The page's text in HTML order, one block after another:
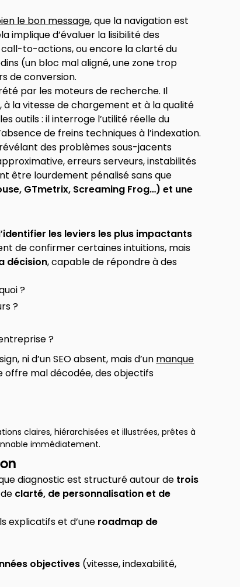
le bon message, que la navigation est
implique d’évaluer la lisibilité des
to-actions, ou encore la clarté du
(un bloc mal aligné, une zone trop
de conversion.
par les moteurs de recherche. Il
à la vitesse de chargement et à la qualité
outils : il interroge l’utilité réelle du
de freins techniques à l’indexation.
des problèmes sous-jacents
erreurs serveurs, instabilités
être lourdement pénalisé sans que
GTmetrix, Screaming Frog…) et une
identifier les leviers les plus impactants
de confirmer certaines intuitions, mais
décision, capable de répondre à des
?
?
?
ni d’un SEO absent, mais d’un manque
offre mal décodée, des objectifs
claires, hiérarchisées et illustrées, prêtes à
immédiatement.
diagnostic est structuré autour de trois
clarté, de personnalisation et de
explicatifs et d’une roadmap de
objectives (vitesse, indexabilité,